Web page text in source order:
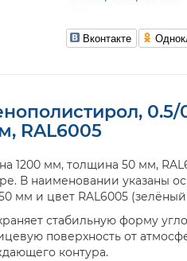
Вконтакте
RAL6005
1200 мм, толщина 50 мм,
В наименовании указаны
мм и цвет RAL6005 (зелёный
стабильную форму
поверхность от
контура.